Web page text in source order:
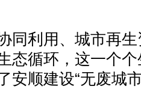
同利用、城市再
态循环，这一个
安顺建设“无废城